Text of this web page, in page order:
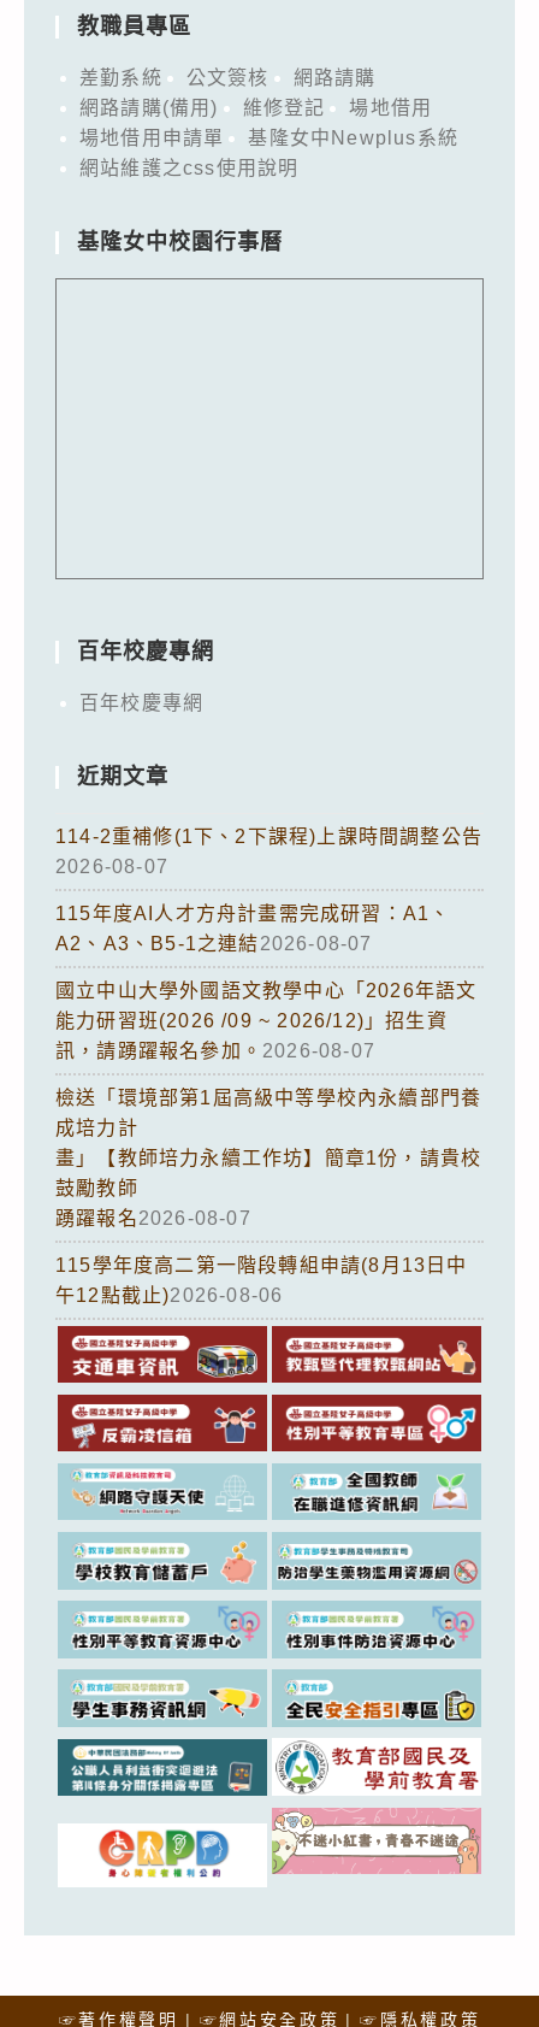
教職員專區
差勤系統 公文簽核
網路請購
網路請購(備用)
維修登記
場地借用
場地借用申請單
基隆女中Newplus系統
網站維護之css使用說明
基隆女中校園行事曆
百年校慶專網
百年校慶專網
近期文章
114-2重補修(1下、2下課程)上課時間調整公告
2026-08-07
115年度AI人才方舟計畫需完成研習：A1、
A2、A3、B5-1之連結2026-08-07
國立中山大學外國語文教學中心「2026年語文
能力研習班(2026 /09 ~ 2026/12)」招生資
訊，請踴躍報名參加。 2026-08-07
檢送「環境部第1屆高級中等學校內永續部門養
成培力計
畫」【教師培力永續工作坊】簡章1份，請貴校
鼓勵教師
踴躍報名2026-08-07
115學年度高二第一階段轉組申請(8月13日中
午12點截止)2026-08-06
☞著作權聲明 ☞網站安全政策 ☞隱私權政策